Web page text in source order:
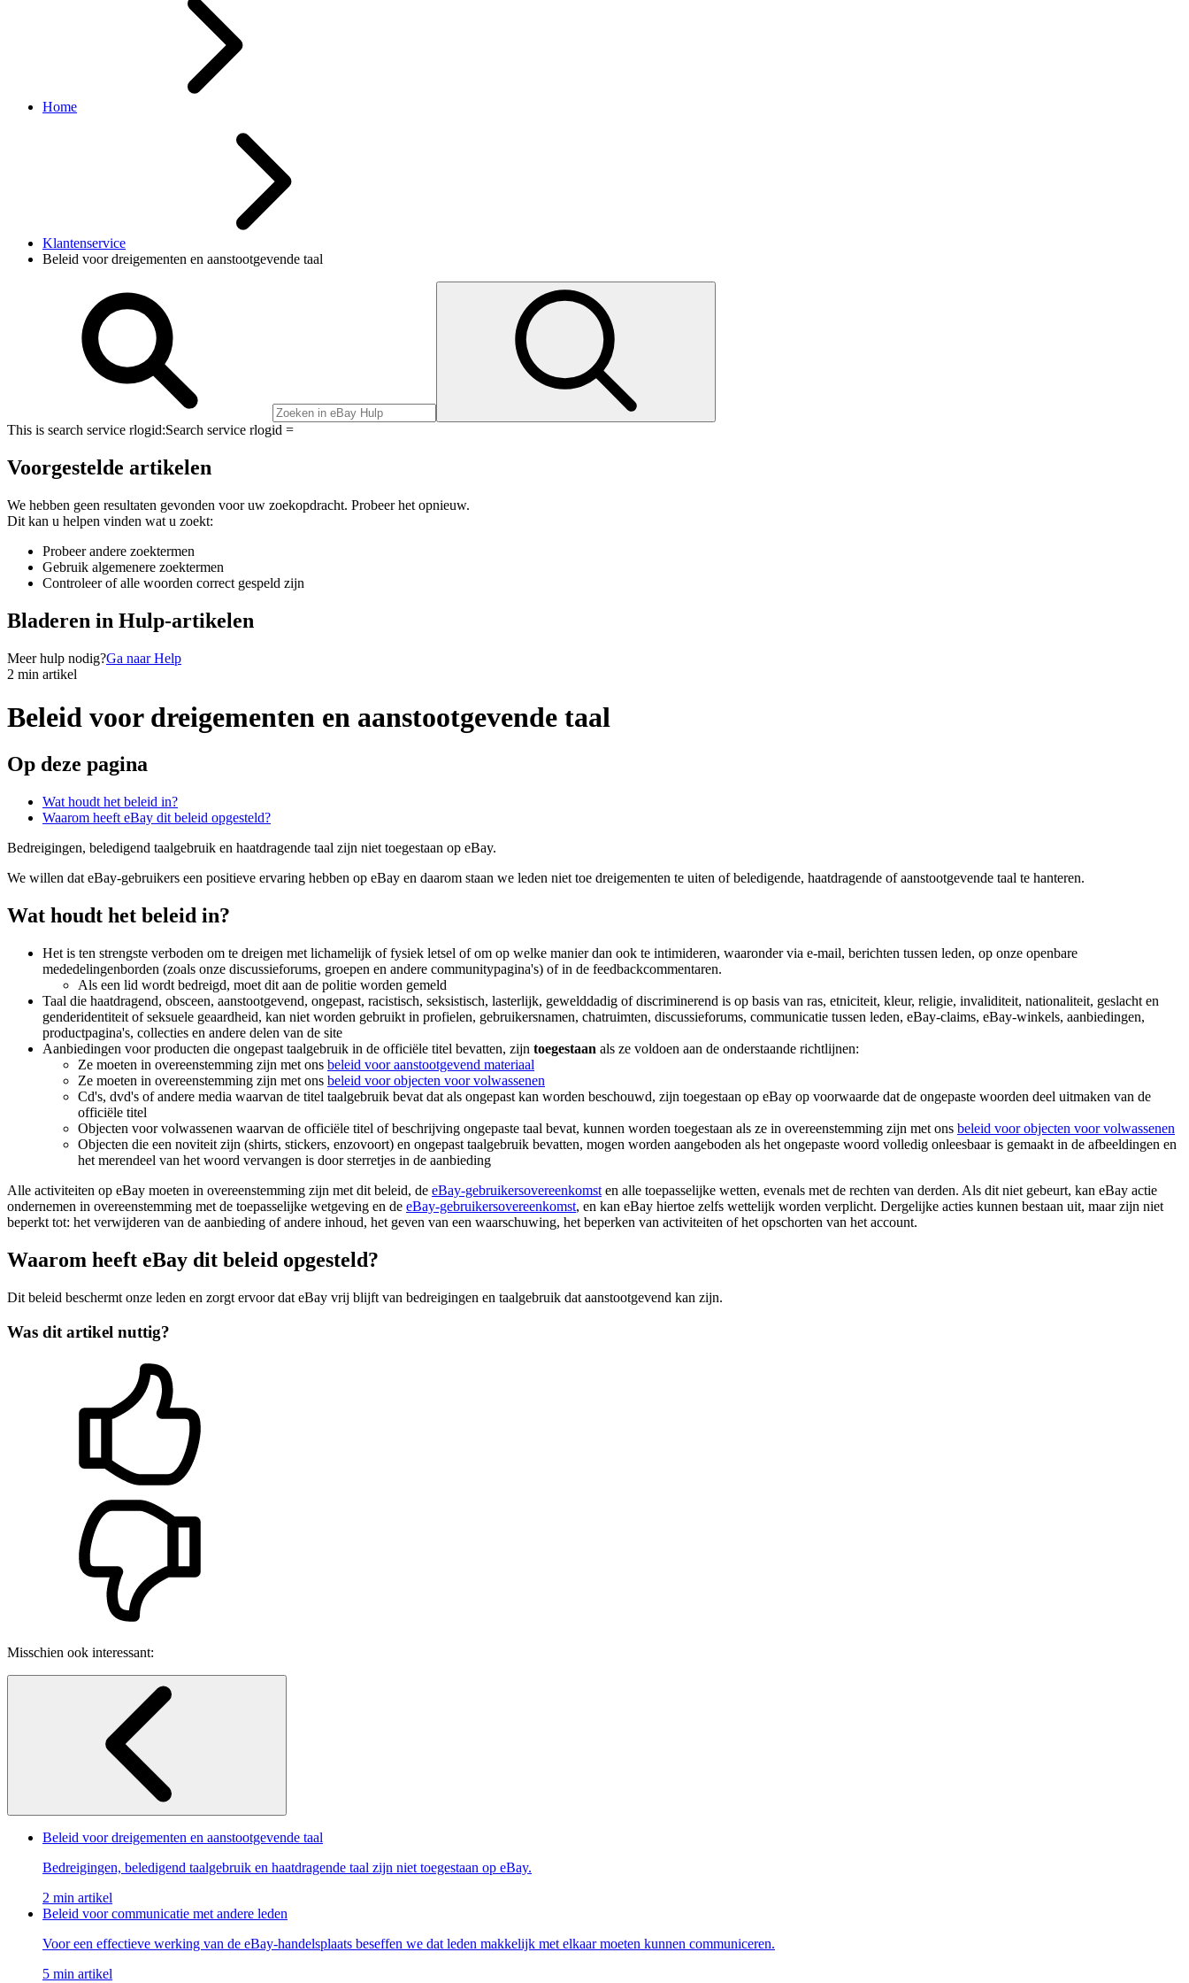
Home
Klantenservice
Beleid voor dreigementen en aanstootgevende taal
This is search service rlogid:Search service rlogid =
Voorgestelde artikelen
We hebben geen resultaten gevonden voor uw zoekopdracht. Probeer het opnieuw.
Dit kan u helpen vinden wat u zoekt:
Probeer andere zoektermen
Gebruik algemenere zoektermen
Controleer of alle woorden correct gespeld zijn
Bladeren in Hulp-artikelen
Meer hulp nodig?Ga naar Help
2 min artikel
Beleid voor dreigementen en aanstootgevende taal
Op deze pagina
Wat houdt het beleid in?
Waarom heeft eBay dit beleid opgesteld?
Bedreigingen, beledigend taalgebruik en haatdragende taal zijn niet toegestaan op eBay.
We willen dat eBay-gebruikers een positieve ervaring hebben op eBay en daarom staan we leden niet toe dreigementen te uiten of beledigende, haatdragende of aanstootgevende taal te hanteren.
Wat houdt het beleid in?
Het is ten strengste verboden om te dreigen met lichamelijk of fysiek letsel of om op welke manier dan ook te intimideren, waaronder via e-mail, berichten tussen leden, op onze openbare
mededelingenborden (zoals onze discussieforums, groepen en andere communitypagina's) of in de feedbackcommentaren.
Als een lid wordt bedreigd, moet dit aan de politie worden gemeld
Taal die haatdragend, obsceen, aanstootgevend, ongepast, racistisch, seksistisch, lasterlijk, gewelddadig of discriminerend is op basis van ras, etniciteit, kleur, religie, invaliditeit, nationaliteit, geslacht en
genderidentiteit of seksuele geaardheid, kan niet worden gebruikt in profielen, gebruikersnamen, chatruimten, discussieforums, communicatie tussen leden, eBay-claims, eBay-winkels, aanbiedingen,
productpagina's, collecties en andere delen van de site
Aanbiedingen voor producten die ongepast taalgebruik in de officiële titel bevatten, zijn toegestaan als ze voldoen aan de onderstaande richtlijnen:
Ze moeten in overeenstemming zijn met ons beleid voor aanstootgevend materiaal
Ze moeten in overeenstemming zijn met ons beleid voor objecten voor volwassenen
Cd's, dvd's of andere media waarvan de titel taalgebruik bevat dat als ongepast kan worden beschouwd, zijn toegestaan op eBay op voorwaarde dat de ongepaste woorden deel uitmaken van de
officiële titel
Objecten voor volwassenen waarvan de officiële titel of beschrijving ongepaste taal bevat, kunnen worden toegestaan als ze in overeenstemming zijn met ons beleid voor objecten voor volwassenen
Objecten die een noviteit zijn (shirts, stickers, enzovoort) en ongepast taalgebruik bevatten, mogen worden aangeboden als het ongepaste woord volledig onleesbaar is gemaakt in de afbeeldingen en
het merendeel van het woord vervangen is door sterretjes in de aanbieding
Alle activiteiten op eBay moeten in overeenstemming zijn met dit beleid, de eBay-gebruikersovereenkomst en alle toepasselijke wetten, evenals met de rechten van derden. Als dit niet gebeurt, kan eBay actie
ondernemen in overeenstemming met de toepasselijke wetgeving en de eBay-gebruikersovereenkomst, en kan eBay hiertoe zelfs wettelijk worden verplicht. Dergelijke acties kunnen bestaan uit, maar zijn niet
beperkt tot: het verwijderen van de aanbieding of andere inhoud, het geven van een waarschuwing, het beperken van activiteiten of het opschorten van het account.
Waarom heeft eBay dit beleid opgesteld?
Dit beleid beschermt onze leden en zorgt ervoor dat eBay vrij blijft van bedreigingen en taalgebruik dat aanstootgevend kan zijn.
Was dit artikel nuttig?
Misschien ook interessant:
Beleid voor dreigementen en aanstootgevende taal
Bedreigingen, beledigend taalgebruik en haatdragende taal zijn niet toegestaan op eBay.
2 min artikel
Beleid voor communicatie met andere leden
Voor een effectieve werking van de eBay-handelsplaats beseffen we dat leden makkelijk met elkaar moeten kunnen communiceren.
5 min artikel